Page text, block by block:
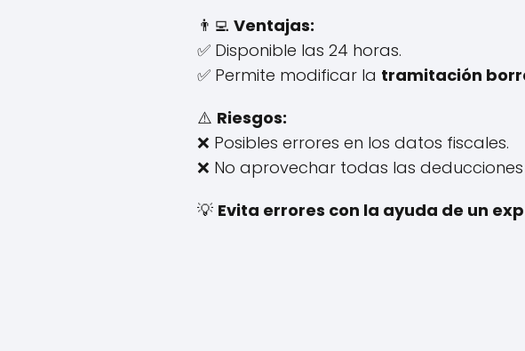
👨‍💻 Ventajas:
✅ Disponible las 24 horas.
✅ Permite modificar la tramitación
⚠️ Riesgos:
❌ Posibles errores en los datos fiscales.
❌ No aprovechar todas las
💡 Evita errores con la ayuda de un